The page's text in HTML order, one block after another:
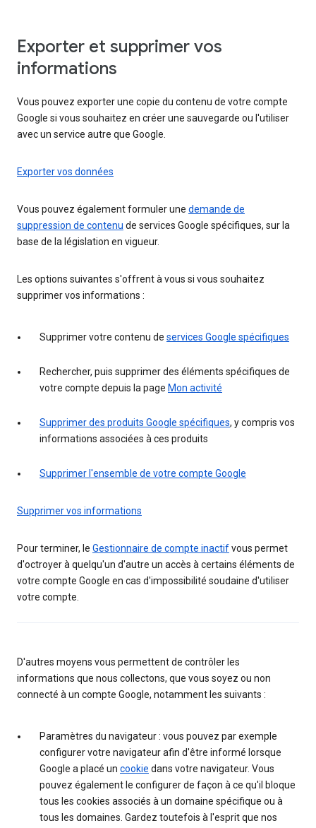
Exporter et supprimer vos
informations
Vous pouvez exporter une copie du contenu de votre compte
Google si vous souhaitez en créer une sauvegarde ou l'utiliser
avec un service autre que Google.
Exporter vos données
Vous pouvez également formuler une demande de
suppression de contenu de services Google spécifiques, sur la
base de la législation en vigueur.
Les options suivantes s'offrent à vous si vous souhaitez
supprimer vos informations :
Supprimer votre contenu de services Google spécifiques
Rechercher, puis supprimer des éléments spécifiques de
votre compte depuis la page Mon activité
Supprimer des produits Google spécifiques, y compris vos
informations associées à ces produits
Supprimer l'ensemble de votre compte Google
Supprimer vos informations
Pour terminer, le Gestionnaire de compte inactifvous permet
d'octroyer à quelqu'un d'autre un accès à certains éléments de
votre compte Google en cas d'impossibilité soudaine d'utiliser
votre compte.
D'autres moyens vous permettent de contrôler les
informations que nous collectons, que vous soyez ou non
connecté à un compte Google, notamment les suivants :
Paramètres du navigateur : vous pouvez par exemple
configurer votre navigateur afin d'être informé lorsque
Google a placé un cookie dans votre navigateur. Vous
pouvez également le configurer de façon à ce qu'il bloque
tous les cookies associés à un domaine spécifique ou à
tous les domaines. Gardez toutefois à l'esprit que nos